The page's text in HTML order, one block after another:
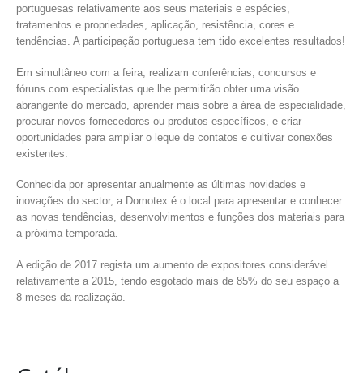
portuguesas relativamente aos seus materiais e espécies,
tratamentos e propriedades, aplicação, resistência, cores e
tendências. A participação portuguesa tem tido excelentes resultados!
Em simultâneo com a feira, realizam conferências, concursos e
fóruns com especialistas que lhe permitirão obter uma visão
abrangente do mercado, aprender mais sobre a área de especialidade,
procurar novos fornecedores ou produtos específicos, e criar
oportunidades para ampliar o leque de contatos e cultivar conexões
existentes.
Conhecida por apresentar anualmente as últimas novidades e
inovações do sector, a Domotex é o local para apresentar e conhecer
as novas tendências, desenvolvimentos e funções dos materiais para
a próxima temporada.
A edição de 2017 regista um aumento de expositores considerável
relativamente a 2015, tendo esgotado mais de 85% do seu espaço a
8 meses da realização.